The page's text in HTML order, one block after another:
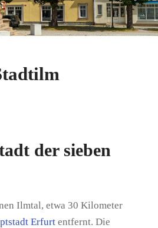
der sieben
Ilmtal, etwa 30 Kilometer
Erfurt entfernt. Die